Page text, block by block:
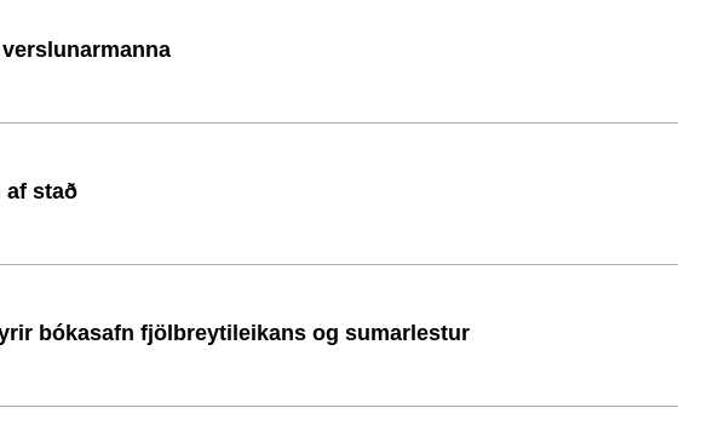
af stað
bókasafn fjölbreytileikans og sumarlestur